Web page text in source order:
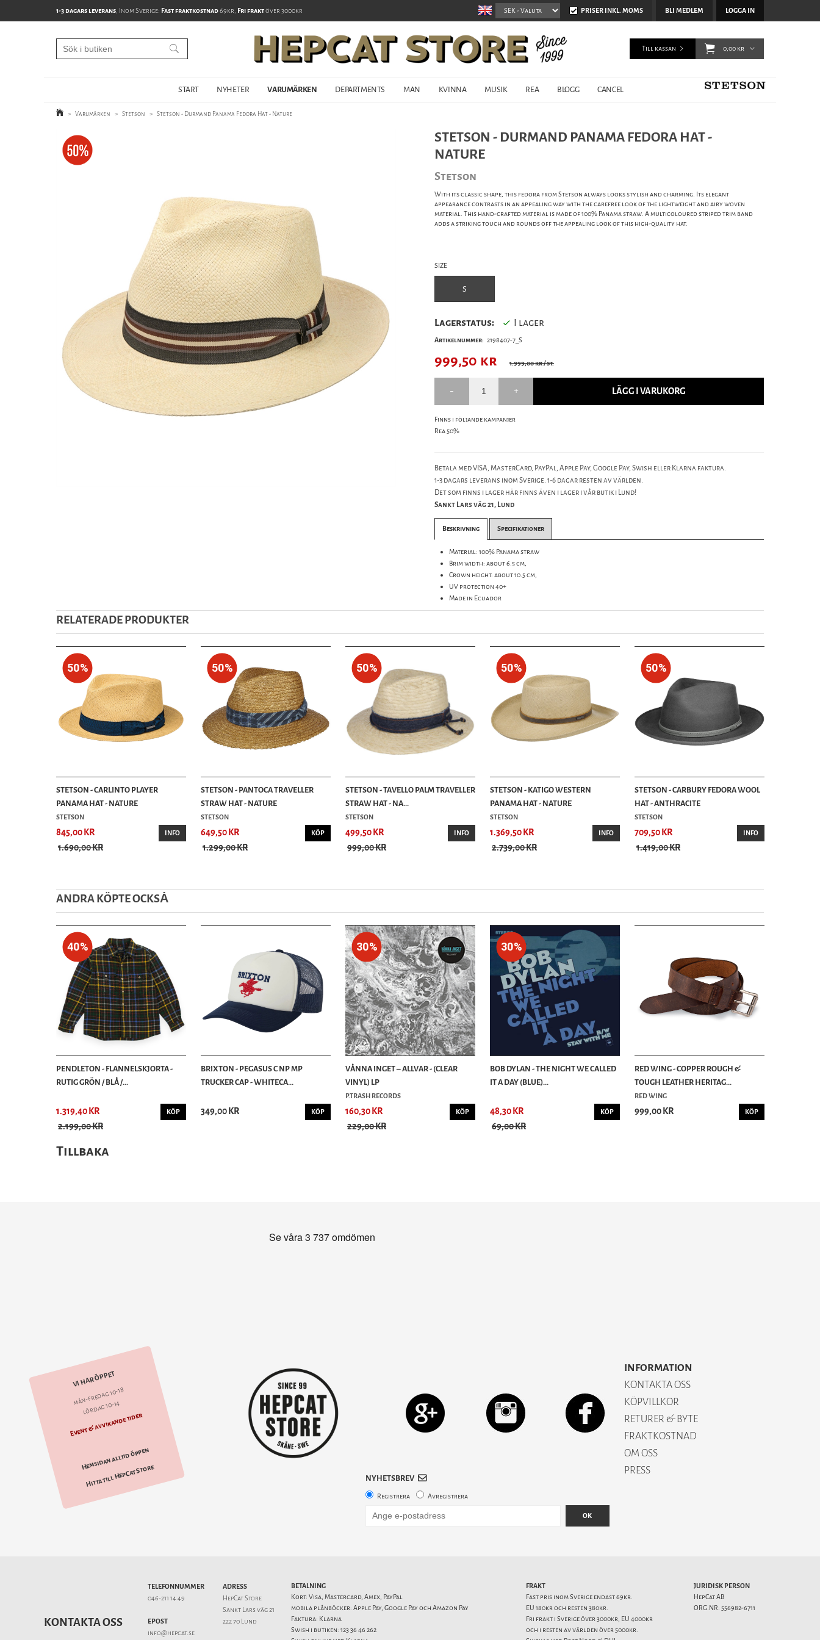
1-3 dagars leverans, Inom Sverige: Fast fraktkostnad69kr, Fri fraktöver 3000kr BLI MEDLEM LOGGA IN
PRISER INKL. MOMS
START NYHETER VARUMÄRKEN DEPARTMENTS MAN KVINNA MUSIK REA BLOGG CANCEL
Till kassan 0,00 kr
> Varumärken > Stetson > Stetson - Durmand Panama Fedora Hat - Nature
STETSON - DURMAND PANAMA FEDORA HAT -
NATURE
Stetson
With its classic shape, this fedora from Stetson always looks stylish and charming. Its elegant
appearance contrasts in an appealing way with the carefree look of the lightweight and airy woven
material. This hand-crafted material is made of 100% Panama straw. A multicoloured striped trim band
adds a striking touch and rounds off the appealing look of this high-quality hat.
SIZE
S
Lagerstatus: I lager
Artikelnummer: 2198407-7_S
999,50 kr 1.999,00 kr/ st.
LÄGG I VARUKORG
Finns i följande kampanjer
Rea 50%
Betala med VISA, MasterCard, PayPal, Apple Pay, Google Pay, Swish eller Klarna faktura.
1-3 dagars leverans inom Sverige. 1-6 dagar resten av världen.
Det som finns i lager här finns även i lager i vår butik i Lund!
Sankt Lars väg 21, Lund
Beskrivning Specifikationer
Material: 100% Panama straw
Brim width: about 6.5 cm,
Crown height: about 10.5 cm,
UV protection 40+
Made in Ecuador
RELATERADE PRODUKTER
50%
STETSON - CARLINTO PLAYER
PANAMA HAT - NATURE
STETSON
845,00 KR
1.690,00 KR
INFO
50%
STETSON - PANTOCA TRAVELLER
STRAW HAT - NATURE
STETSON
649,50 KR
1.299,00 KR
KÖP
50%
STETSON - TAVELLO PALM TRAVELLER
STRAW HAT - NA...
STETSON
499,50 KR
999,00 KR
INFO
50%
STETSON - KATIGO WESTERN
PANAMA HAT - NATURE
STETSON
1.369,50 KR
2.739,00 KR
INFO
50%
STETSON - CARBURY FEDORA WOOL
HAT - ANTHRACITE
STETSON
709,50 KR
1.419,00 KR
INFO
ANDRA KÖPTE OCKSȦ
40%
PENDLETON - FLANNELSKJORTA -
RUTIG GRÖN / BLÅ /...
1.319,40 KR
2.199,00 KR
KÖP
BRIXTON - PEGASUS C NP MP
TRUCKER CAP - WHITECA...
349,00 KR KÖP
30%
VÅNNA INGET – ALLVAR - (CLEAR
VINYL) LP
P.TRASH RECORDS
160,30 KR
229,00 KR
KÖP
30%
BOB DYLAN - THE NIGHT WE CALLED
IT A DAY (BLUE)...
48,30 KR
69,00 KR
KÖP
RED WING - COPPER ROUGH &
TOUGH LEATHER HERITAG...
RED WING
999,00 KR KÖP
Tillbaka
VI HAR ÖPPET
mån-fredag 10-18
lördag 10-14
Event & avvikande tider
Hemsidan alltid öppen
Hitta till HepCat Store
INFORMATION
KONTAKTA OSS
KÖPVILLKOR
RETURER & BYTE
FRAKTKOSTNAD
OM OSS
PRESS
NYHETSBREV
Registrera Avregistrera
OK
KONTAKTA OSS
TELEFONNUMMER
046-211 14 49
EPOST
info@hepcat.se
ADRESS
HepCat Store
Sankt Lars väg 21
222 70 Lund
BETALNING
Kort: Visa, Mastercard, Amex, PayPal
mobila plånböcker: Apple Pay, Google Pay och Amazon Pay
Faktura: Klarna
Swish i butiken: 123 36 46 262
FRAKT
Fast pris inom Sverige endast 69kr.
EU 180kr och resten 380kr.
Fri frakt i Sverige över 3000kr, EU 4000kr
och i resten av världen över 5000kr.
JURIDISK PERSON
HepCat AB
ORG.NR: 556982-6711